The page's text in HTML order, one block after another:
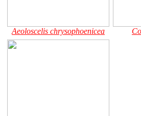
Aeoloscelis chrysophoenicea